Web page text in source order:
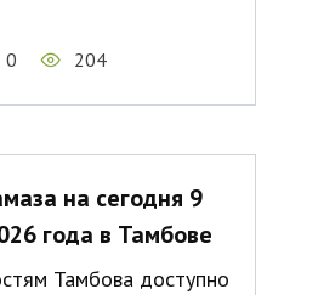
0 204
на сегодня 9
года в Тамбове
Тамбова доступно